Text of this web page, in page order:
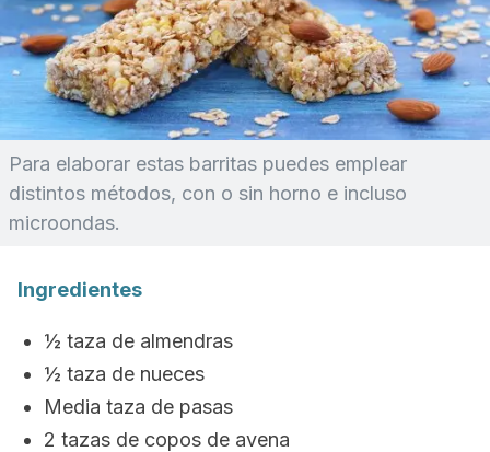
Para elaborar estas barritas puedes emplear
distintos métodos, con o sin horno e incluso
microondas.
Ingredientes
½ taza de almendras
½ taza de nueces
Media taza de pasas
2 tazas de copos de avena